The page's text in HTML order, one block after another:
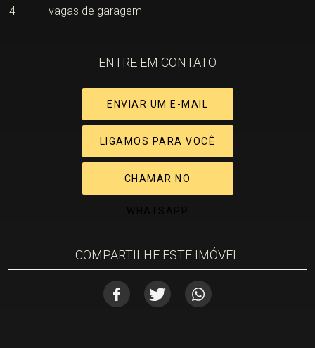
4
vagas de garagem
ENTRE EM CONTATO
ENVIAR UM E-MAIL
LIGAMOS PARA VOCÊ
CHAMAR NO
COMPARTILHE ESTE IMÓVEL